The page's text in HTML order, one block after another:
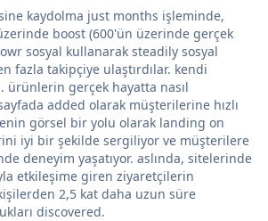
kaydolma just months işleminde,
boost (600'ün üzerinde gerçek
sosyal kullanarak steadily sosyal
fazla takipçiye ulaştırdılar. kendi
ürünlerin gerçek hayatta nasıl
added olarak müşterilerine hızlı
görsel bir yolu olarak landing on
iyi bir şekilde sergiliyor ve müşterilere
deneyim yaşatıyor. aslında, sitelerinde
etkileşime giren ziyaretçilerin
2,5 kat daha uzun süre
discovered.